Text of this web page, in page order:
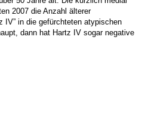
2007 die Anzahl älterer
IV” in die gefürchteten atypischen
dann hat Hartz IV sogar negative